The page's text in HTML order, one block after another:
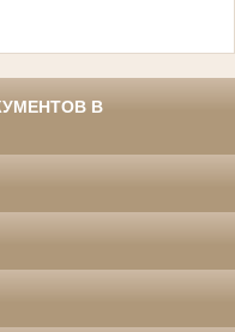
В